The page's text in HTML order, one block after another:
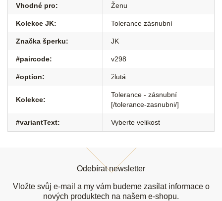
Vhodné pro: Ženu
Kolekce JK: Tolerance zásnubní
Značka šperku: JK
#paircode: v298
#option: žlutá
Kolekce:
Tolerance - zásnubní
[/tolerance-zasnubni/]
#variantText: Vyberte velikost
Odebírat newsletter
Vložte svůj e-mail a my vám budeme zasílat informace o
nových produktech na našem e-shopu.